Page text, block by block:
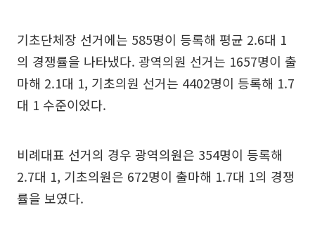
기초단체장 선거에는 585명이 등록해 평균 2.6대 1
의 경쟁률을 나타냈다. 광역의원 선거는 1657명이 출
마해 2.1대 1, 기초의원 선거는 4402명이 등록해 1.7
대 1 수준이었다.
비례대표 선거의 경우 광역의원은 354명이 등록해
2.7대 1, 기초의원은 672명이 출마해 1.7대 1의 경쟁
률을 보였다.